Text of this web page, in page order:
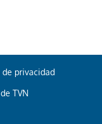
de privacidad
TVN